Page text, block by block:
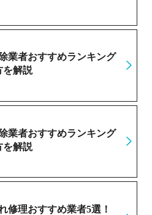
業者おすすめランキング
を解説
業者おすすめランキング
を解説
修理おすすめ業者5選！